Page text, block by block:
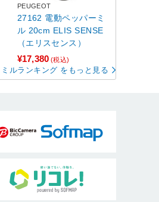
PEUGEOT
27162 電動ペッパーミ
ル 20cm ELIS SENSE
（エリスセンス）
¥17,380 (税込)
ミルランキング をもっと見る